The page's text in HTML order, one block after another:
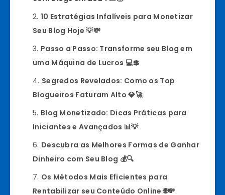
10 Estratégias Infalíveis para Monetizar
Seu Blog Hoje 💡💸
Passo a Passo: Transforme seu Blog em
uma Máquina de Lucros 💻💲
Segredos Revelados: Como os Top
Blogueiros Faturam Alto 💎🚀
Blog Monetizado: Dicas Práticas para
Iniciantes e Avançados 📊💡
Descubra as Melhores Formas de Ganhar
Dinheiro com Seu Blog 💰🔍
Os Métodos Mais Eficientes para
Rentabilizar seu Conteúdo Online 🌐💸